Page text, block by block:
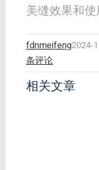
美缝效果和使
fdnmeifeng2024-
条评论
相关文章